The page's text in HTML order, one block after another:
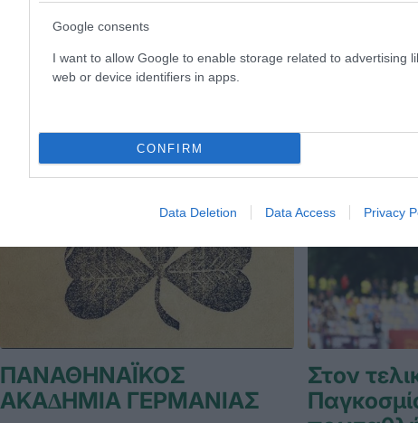
Google consents
I want to allow Google to enable storage related to advertising
web or device identifiers in apps.
CONFIRM
Data Deletion Data Access Privacy
ΠΑΝΑΘΗΝΑΪΚΟΣ
ΑΚΑ∆ΗΜΙΑ ΓΕΡΜΑΝΙΑΣ
Στον